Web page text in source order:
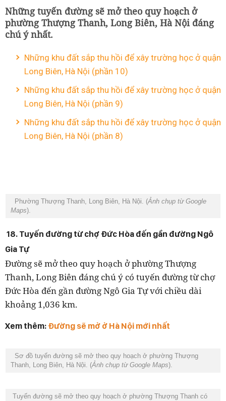
Những tuyến đường sẽ mở theo quy hoạch ở
phường Thượng Thanh, Long Biên, Hà Nội đáng
chú ý nhất.
Những khu đất sắp thu hồi để xây trường học ở quận
Long Biên, Hà Nội (phần 10)
Những khu đất sắp thu hồi để xây trường học ở quận
Long Biên, Hà Nội (phần 9)
Những khu đất sắp thu hồi để xây trường học ở quận
Long Biên, Hà Nội (phần 8)
Phường Thượng Thanh, Long Biên, Hà Nội. (Ảnh chụp từ Google
Maps).
18. Tuyến đường từ chợ Đức Hòa đến gần đường Ngô
Gia Tự
Đường sẽ mở theo quy hoạch ở phường Thượng
Thanh, Long Biên đáng chú ý có tuyến đường từ chợ
Đức Hòa đến gần đường Ngô Gia Tự với chiều dài
khoảng 1,036 km.
Xem thêm: Đường sẽ mở ở Hà Nội mới nhất
Sơ đồ tuyến đường sẽ mở theo quy hoạch ở phường Thượng
Thanh, Long Biên, Hà Nội. (Ảnh chụp từ Google Maps).
Tuyến đường sẽ mở theo quy hoạch ở phường Thượng Thanh có